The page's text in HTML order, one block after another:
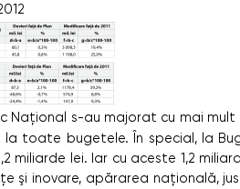
Naţional s-au majorat cu mai mult
toate bugetele. În special, la
miliarde lei. Iar cu aceste 1,2
şi inovare, apărarea naţională,